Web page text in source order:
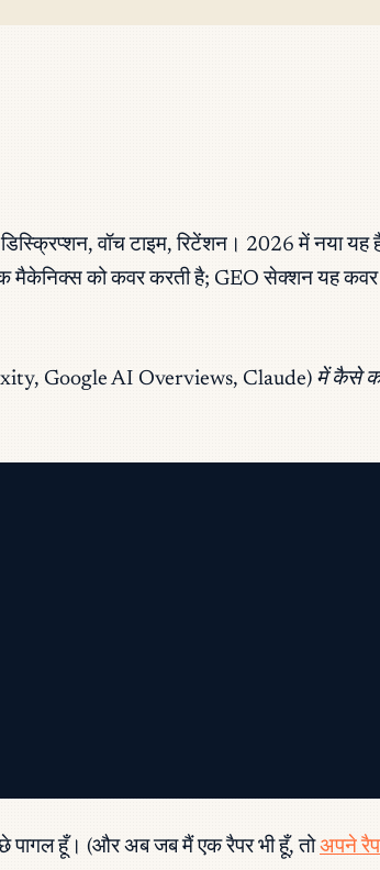
वॉच टाइम, रिटेंशन। 2026 में नया यह
को कवर करती है; GEO सेक्शन यह कवर
Google AI Overviews, Claude) में कैसे
पागल हूँ। (और अब जब मैं एक रैपर भी हूँ, तोअपने रैप